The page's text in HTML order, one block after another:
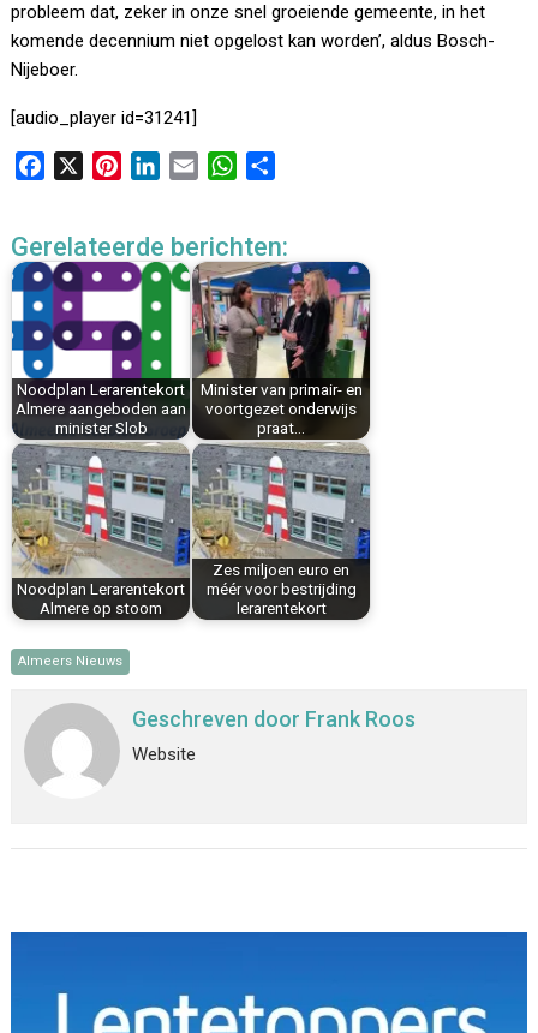
probleem dat, zeker in onze snel groeiende gemeente, in het
komende decennium niet opgelost kan worden’, aldus Bosch-
Nijeboer.
[audio_player id=31241]
e
b
o
k
t
e
e
s
t
k
e
d
I
n
i
l
W
t
s
A
p
e
n
Gerelateerde berichten:
Noodplan Lerarentekort
Almere aangeboden aan
minister Slob
Minister van primair- en
voortgezet onderwijs
praat…
Noodplan Lerarentekort
Almere op stoom
Zes miljoen euro en
méér voor bestrijding
lerarentekort
Almeers Nieuws
Geschreven door Frank Roos
Website